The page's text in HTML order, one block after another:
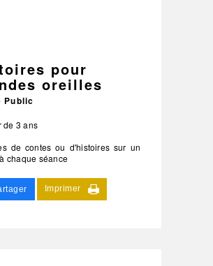
pour
oreilles
Public
de 3 ans
de contes ou d'histoires sur un
chaque séance
Imprimer